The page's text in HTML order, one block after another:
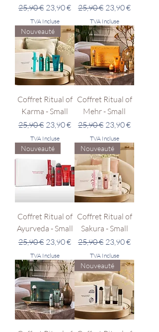
Prix original
25,90 € Prix promotionnel
23,90 €
TVA Incluse
Prix original
25,90 € Prix
23,90 €
TVA Incluse
Nouveauté
Coffret Ritual of
Karma - Small
Prix original
25,90 € Prix promotionnel
23,90 €
TVA Incluse
Coffret Ritual of
Mehr - Small
Prix original
25,90 € Prix
23,90 €
TVA Incluse
Nouveauté
Coffret Ritual of
Ayurveda - Small
Prix original
25,90 € Prix promotionnel
23,90 €
TVA Incluse
Nouveauté
Coffret Ritual of
Sakura - Small
Prix original
25,90 € Prix
23,90 €
TVA Incluse
Nouveauté